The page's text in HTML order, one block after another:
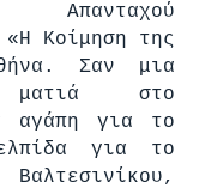
«Η Κοίμηση της
Σαν μια
ματιά στο
αγάπη για το
για το